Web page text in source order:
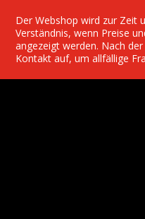
Der Webshop wird zur Zeit
Verständnis, wenn Preise
angezeigt werden. Nach
Kontakt auf, um allfällige